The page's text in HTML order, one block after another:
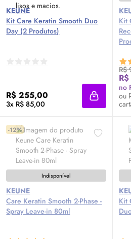
KEUNE
Kit Care Keratin Smooth Duo
Day (2 Produtos)
R$ 255,00
3x R$ 85,00 Adicionar
Kit
R$
no
ou
-12%
Indisponível
KEUNE
Care Keratin Smooth 2-Phase -
Spray Leave-in 80ml
Kit